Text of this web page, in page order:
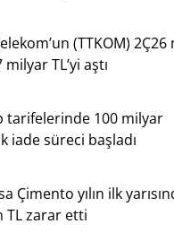
(TTKOM) 2Ç26
milyar TL’yi aştı
tarifelerinde 100 milyar
iade süreci başladı
Çimento yılın ilk
TL zarar etti